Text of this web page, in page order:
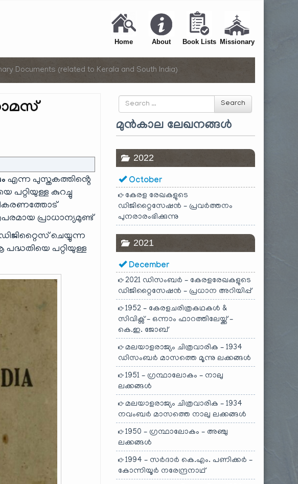
Home About Book Lists Missionary
Documents (related to Kerala and South India)
എന്ന പുസ്തകത്തിൻ്റെ
പറ്റിയുള്ള കുറച്ചു
പ്രാധാന്യമുണ്ട്
ചെയ്യുന്ന
പറ്റിയുള്ള
Search
for
Search
മുൻകാല ലേഖനങ്ങൾ
2022
October
കേരള രേഖകളുടെ
ഡിജിറ്റൈസേഷൻ – പ്രവർത്തനം
പുനരാരംഭിക്കുന്നു
2021
December
2021 ഡിസംബർ – കേരളരേഖകളുടെ
ഡിജിറ്റൈസേഷൻ – പ്രധാന അറിയിപ്പ്
1952 – കേരളചരിത്രകഥകൾ &
സിവിക്സ് – ഒന്നാം ഫാറത്തിലേയ്ക്ക് –
കെ.ഇ. ജോബ്
മലയാളരാജ്യം ചിത്രവാരിക – 1934
ഡിസംബർ മാസത്തെ മൂന്നു ലക്കങ്ങൾ
1951 – ഗ്രന്ഥാലോകം – നാലു
ലക്കങ്ങൾ
മലയാളരാജ്യം ചിത്രവാരിക – 1934
നവംബർ മാസത്തെ നാലു ലക്കങ്ങൾ
1950 – ഗ്രന്ഥാലോകം – അഞ്ചു
ലക്കങ്ങൾ
1994 – സർദാർ കെ.എം. പണിക്കർ –
കോന്നിയൂർ നരേന്ദ്രനാഥ്